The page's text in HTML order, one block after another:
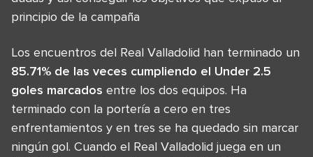
principio de la campaña
Los encuentros del Real Valladolid han terminado un
85.71% de las veces cumpliendo el Under 2.5
goles marcados entre los dos equipos. Ha
terminado con la portería a cero en tres
enfrentamientos y en tres se ha quedado sin marcar
ningún gol. Cuando el Real Valladolid juega en un